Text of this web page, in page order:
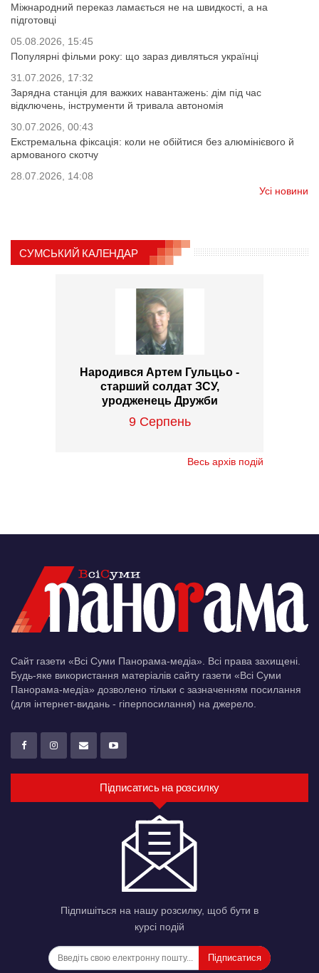
Міжнародний переказ ламається не на швидкості, а на
підготовці
05.08.2026, 15:45
Популярні фільми року: що зараз дивляться українці
31.07.2026, 17:32
Зарядна станція для важких навантажень: дім під час
відключень, інструменти й тривала автономія
30.07.2026, 00:43
Екстремальна фіксація: коли не обійтися без алюмінієвого й
армованого скотчу
28.07.2026, 14:08
Усі новини
СУМСЬКИЙ КАЛЕНДАР
Народився Артем Гульцьо -
старший солдат ЗСУ,
уродженець Дружби
9 Серпень
Весь архів подій
Сайт газети «Всі Суми Панорама-медіа». Всі права захищені.
Будь-яке використання матеріалів сайту газети «Всі Суми
Панорама-медіа» дозволено тільки c зазначенням посилання
(для інтернет-видань - гіперпосилання) на джерело.
Підписатись на розсилку
Підпишіться на нашу розсилку, щоб бути в
курсі подій
Підписатися